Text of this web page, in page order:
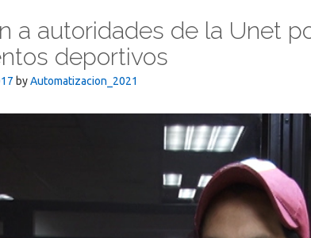
a autoridades de la Unet
deportivos
byAutomatizacion_2021